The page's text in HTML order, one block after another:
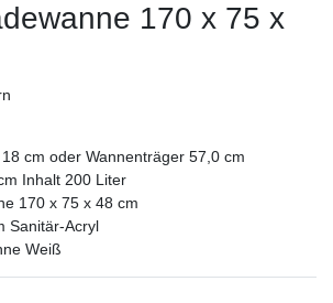
170 x 75 x
cm oder Wannenträger 57,0 cm
Inhalt 200 Liter
170 x 75 x 48 cm
Sanitär-Acryl
Weiß